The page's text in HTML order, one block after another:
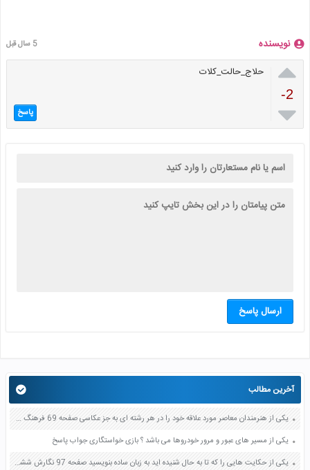
نویسنده 5 سال قبل

-2

حلاج_حالت_کلات
پاسخ
ارسال پاسخ
آخرین مطالب
یکی از هنرمندان معاصر مورد علاقه خود را در هر رشته ای به جز عکاسی صفحه 69 فرهنگ و هنر نهم
یکی از مسیر های عبور و مرور خودروها می باشد ؟ بازی خواستگاری جواب پاسخ
یکی از حکایت هایی را که تا به حال شنیده اید به زبان ساده بنویسید صفحه 97 نگارش ششم دبستان